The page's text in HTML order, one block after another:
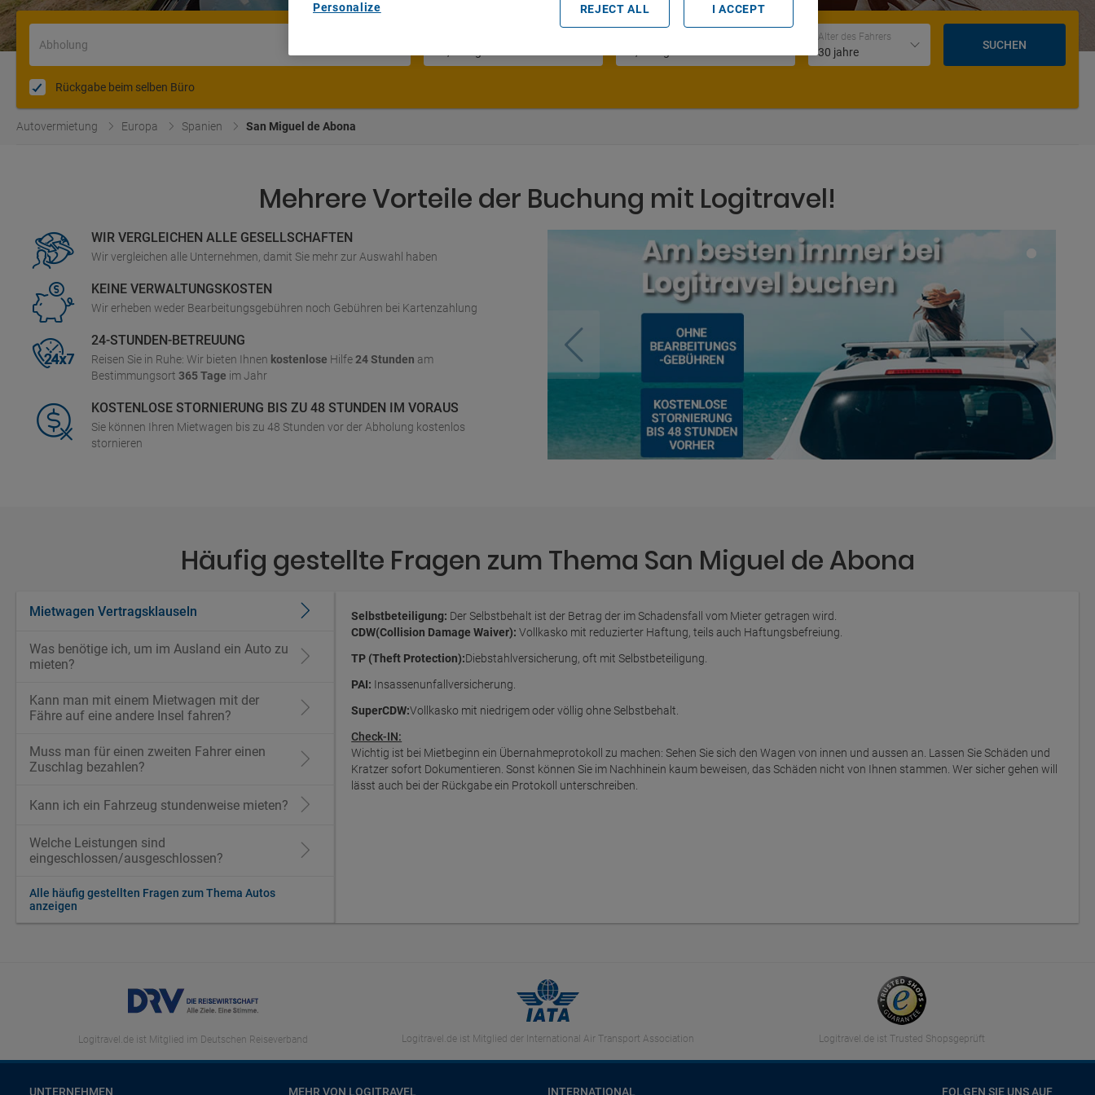
Abholung
Alter des Fahrers
30 jahre
SUCHEN
Rückgabe beim selben Büro
Autovermietung Europa Spanien San Miguel de Abona
Mehrere Vorteile der Buchung mit Logitravel!
WIR VERGLEICHEN ALLE GESELLSCHAFTEN
Wir vergleichen alle Unternehmen, damit Sie mehr zur Auswahl haben
KEINE VERWALTUNGSKOSTEN
Wir erheben weder Bearbeitungsgebühren noch Gebühren bei Kartenzahlung
24-STUNDEN-BETREUUNG
Reisen Sie in Ruhe: Wir bieten Ihnen kostenlose Hilfe24 Stunden am
Bestimmungsort 365 Tage im Jahr
KOSTENLOSE STORNIERUNG BIS ZU 48 STUNDEN IM VORAUS
Sie können Ihren Mietwagen bis zu 48 Stunden vor der Abholung kostenlos
stornieren
Häufig gestellte Fragen zum Thema San Miguel de Abona
Mietwagen Vertragsklauseln
Was benötige ich, um im Ausland ein Auto zu
mieten?
Kann man mit einem Mietwagen mit der
Fähre auf eine andere Insel fahren?
Muss man für einen zweiten Fahrer einen
Zuschlag bezahlen?
Kann ich ein Fahrzeug stundenweise mieten?
Welche Leistungen sind
eingeschlossen/ausgeschlossen?
Alle häufig gestellten Fragen zum Thema Autos
anzeigen
Selbstbeteiligung: Der Selbstbehalt ist der Betrag der im Schadensfall vom Mieter getragen wird.
CDW(Collision Damage Waiver): Vollkasko mit reduzierter Haftung, teils auch Haftungsbefreiung.
TP (Theft Protection):Diebstahlversicherung, oft mit Selbstbeteiligung.
PAI: Insassenunfallversicherung.
SuperCDW:Vollkasko mit niedrigem oder völlig ohne Selbstbehalt.
Check-IN:
Wichtig ist bei Mietbeginn ein Übernahmeprotokoll zu machen: Sehen Sie sich den Wagen von innen und aussen an. Lassen Sie Schäden und
Kratzer sofort Dokumentieren. Sonst können Sie im Nachhinein kaum beweisen, das Schäden nicht von Ihnen stammen. Wer sicher gehen will
lässt auch bei der Rückgabe ein Protokoll unterschreiben.
Logitravel.de ist Mitglied im Deutschen Reiseverband Logitravel.de ist Mitglied der International Air Transport Association Logitravel.de ist Trusted Shopsgeprüft
UNTERNEHMEN MEHR VON LOGITRAVEL INTERNATIONAL FOLGEN SIE UNS AUF
Personalize REJECT ALL I ACCEPT